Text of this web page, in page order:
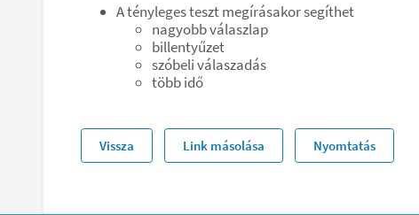
A tényleges teszt megírásakor segíthet
nagyobb válaszlap
billentyűzet
szóbeli válaszadás
több idő
Vissza Link másolása Nyomtatás